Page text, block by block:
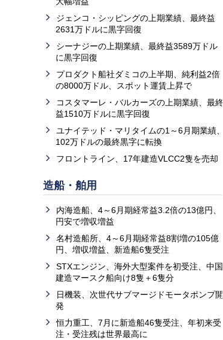
ジェンコ・シッピングの上期業績、最終益
2631万ドルに黒字回復
シーナジーの上期業績、最終益3589万ドル
に黒字回復
プロダクト船社ダミコの上半期、純利益2倍
の8000万ドル、スポット運賃上昇で
コスタマーレ・バルカーズの上期業績、最終
益1510万ドルに黒字回復
ユナイテッド・マリタイムの1～6月期業績、
102万ドルの最終黒字に転換
フロントライン、17年建造VLCC2隻を売却
造船・舶用
内海造船、4～6月期経常益3.2倍の13億円、
円安で増収増益
名村造船所、4～6月期経常益8割増の105億
円、増収増益、新造船6隻受注
STXエンジン、海外大型案件を初受注、中国
建造マースク船向け8隻＋6隻分
日機装、次世代サブマージドモータポンプ開
発
恒力重工、7月に新造船46隻受注、年初来受
注・受注残は世界最高に